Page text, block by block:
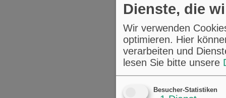
Dienste, die
Wir verwenden
optimieren. Hier
verarbeiten und
lesen Sie bitte unsere
Besucher-Statistiken